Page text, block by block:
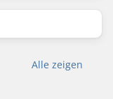
Alle zeigen